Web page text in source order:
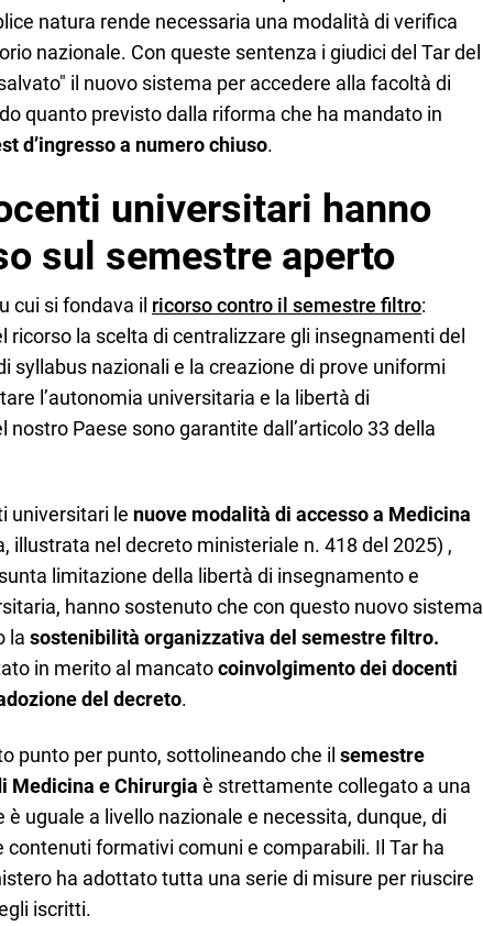
natura rende necessaria una modalità di verifica
nazionale. Con queste sentenza i giudici del Tar del
il nuovo sistema per accedere alla facoltà di
quanto previsto dalla riforma che ha mandato in
d’ingresso a numero chiuso.
universitari hanno
sul semestre aperto
cui si fondava il ricorso contro il semestre filtro:
ricorso la scelta di centralizzare gli insegnamenti del
syllabus nazionali e la creazione di prove uniformi
l’autonomia universitaria e la libertà di
nostro Paese sono garantite dall’articolo 33 della
universitari le nuove modalità di accesso a Medicina
illustrata nel decreto ministeriale n. 418 del 2025) ,
limitazione della libertà di insegnamento e
hanno sostenuto che con questo nuovo sistema
la sostenibilità organizzativa del semestre filtro.
in merito al mancatocoinvolgimento dei docenti
del decreto.
punto per punto, sottolineando che il semestre
Medicina e Chirurgia è strettamente collegato a una
uguale a livello nazionale e necessita, dunque, di
contenuti formativi comuni e comparabili. Il Tar ha
ha adottato tutta una serie di misure per riuscire
iscritti.